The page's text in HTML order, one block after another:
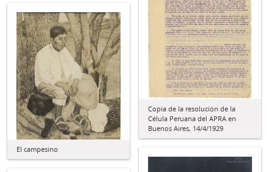
Copia de la resolución de la
Célula Peruana del APRA en
Buenos Aires, 14/4/1929
El campesino